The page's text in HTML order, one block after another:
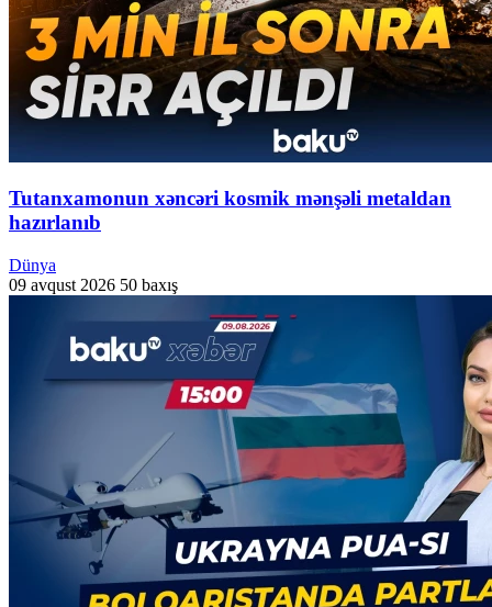
Tutanxamonun xəncəri kosmik mənşəli metaldan
hazırlanıb
Dünya
09 avqust 2026 50 baxış